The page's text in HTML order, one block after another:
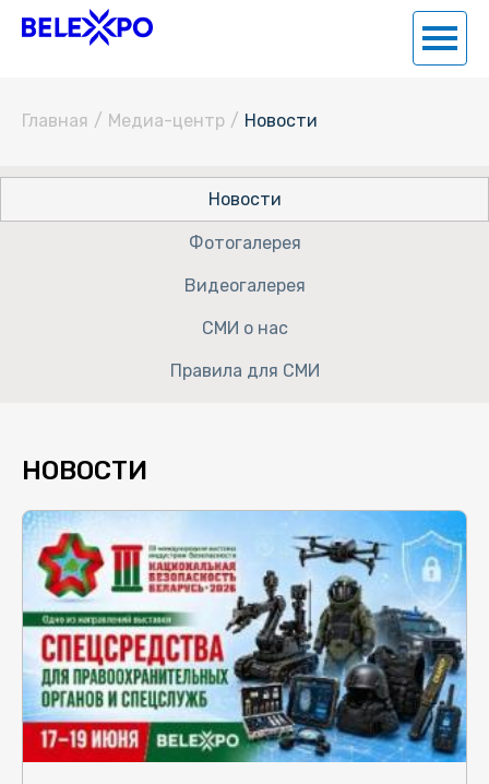
Главная / Медиа-центр / Новости
Новости
Фотогалерея
Видеогалерея
СМИ о нас
Правила для СМИ
НОВОСТИ